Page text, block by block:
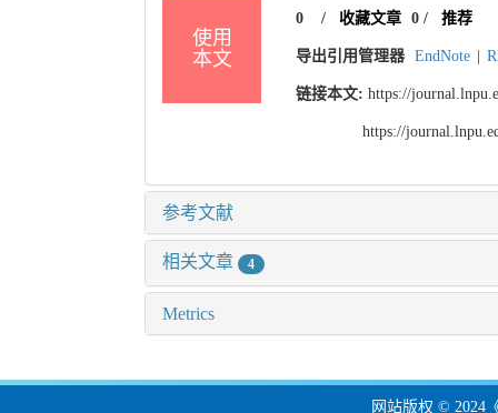
使用
本文
0/ 收藏文章 0 /推荐
导出引用管理器 EndNote
链接本文: https://
https://
参考文献
相关文章 4
Metrics
网站版权 © 2024